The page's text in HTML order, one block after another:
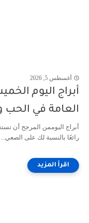
أغسطس 5, 2026
العامة في الحب
أبراج اليوممن المرجح أن
رائعًا بالنسبة لك على الصعي...